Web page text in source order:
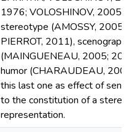
1976; VOLOSHINOV, 2005),
stereotype (AMOSSY, 2005;
PIERROT, 2011),
(MAINGUENEAU, 2005;
humor (CHARAUDEAU,
this last one as effect of
to the constitution of a
representation.